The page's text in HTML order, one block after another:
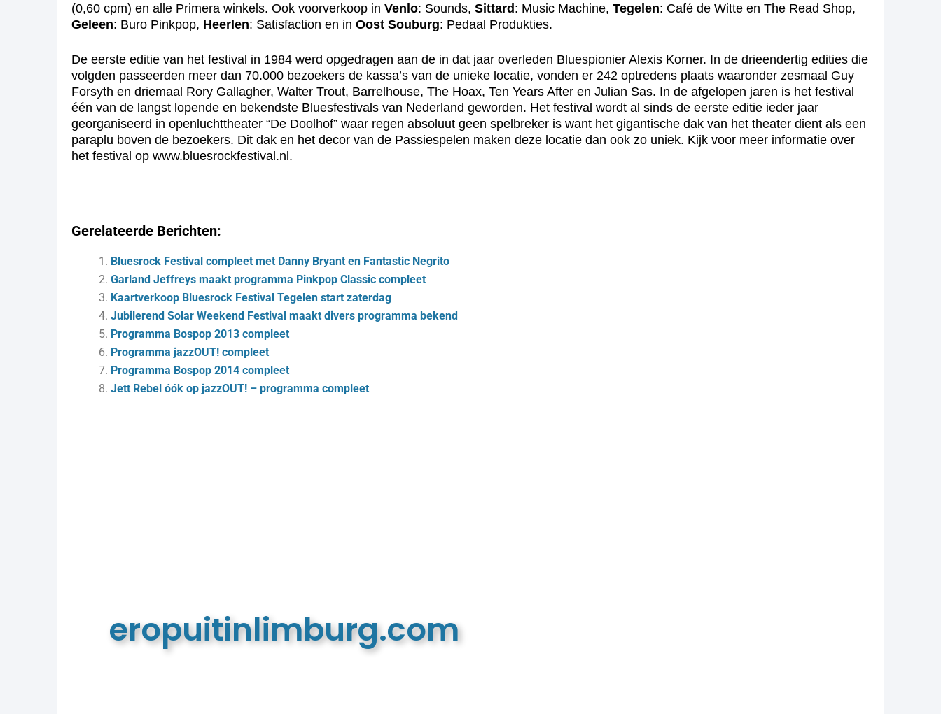
(0,60 cpm) en alle Primera winkels. Ook voorverkoop in Venlo: Sounds, Sittard : Music Machine, Tegelen: Café de Witte en The Read Shop,
Geleen: Buro Pinkpop, Heerlen: Satisfaction en in Oost Souburg: Pedaal Produkties.
De eerste editie van het festival in 1984 werd opgedragen aan de in dat jaar overleden Bluespionier Alexis Korner. In de drieendertig edities die
volgden passeerden meer dan 70.000 bezoekers de kassa’s van de unieke locatie, vonden er 242 optredens plaats waaronder zesmaal Guy
Forsyth en driemaal Rory Gallagher, Walter Trout, Barrelhouse, The Hoax, Ten Years After en Julian Sas. In de afgelopen jaren is het festival
één van de langst lopende en bekendste Bluesfestivals van Nederland geworden. Het festival wordt al sinds de eerste editie ieder jaar
georganiseerd in openluchttheater “De Doolhof” waar regen absoluut geen spelbreker is want het gigantische dak van het theater dient als een
paraplu boven de bezoekers. Dit dak en het decor van de Passiespelen maken deze locatie dan ook zo uniek. Kijk voor meer informatie over
het festival op www.bluesrockfestival.nl.
Gerelateerde Berichten:
Bluesrock Festival compleet met Danny Bryant en Fantastic Negrito
Garland Jeffreys maakt programma Pinkpop Classic compleet
Kaartverkoop Bluesrock Festival Tegelen start zaterdag
Jubilerend Solar Weekend Festival maakt divers programma bekend
Programma Bospop 2013 compleet
Programma jazzOUT! compleet
Programma Bospop 2014 compleet
Jett Rebel óók op jazzOUT! – programma compleet
eropuitinlimburg.com